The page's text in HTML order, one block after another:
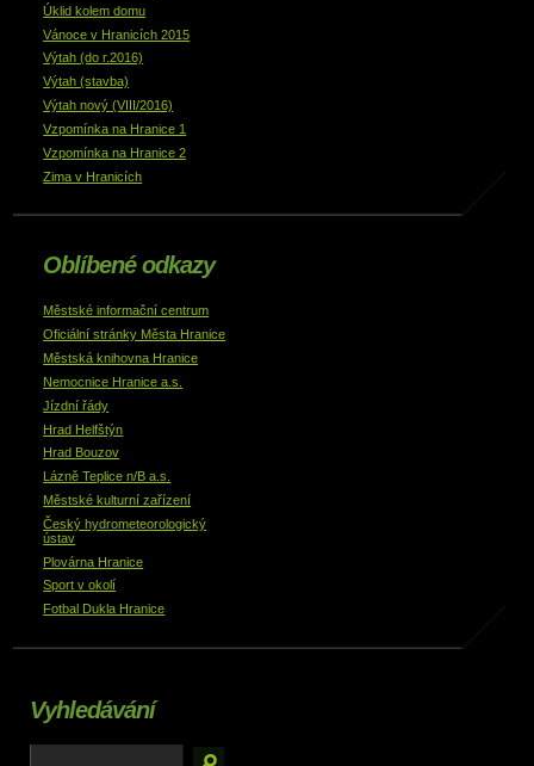
Úklid kolem domu
Vánoce v Hranicích 2015
Výtah (do r.2016)
Výtah (stavba)
Výtah nový (VIII/2016)
Vzpomínka na Hranice 1
Vzpomínka na Hranice 2
Zima v Hranicích
Oblíbené odkazy
Městské informační centrum
Oficiální stránky Města Hranice
Městská knihovna Hranice
Nemocnice Hranice a.s.
Jízdní řády
Hrad Helfštýn
Hrad Bouzov
Lázně Teplice n/B a.s.
Městské kulturní zařízení
Český hydrometeorologický
ústav
Plovárna Hranice
Sport v okolí
Fotbal Dukla Hranice
Vyhledávání